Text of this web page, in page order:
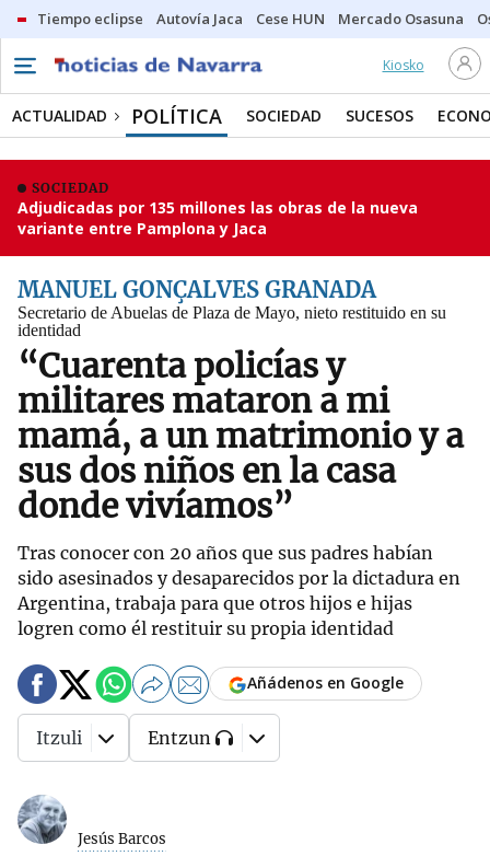
Tiempo eclipse Autovía Jaca Cese HUN Mercado Osasuna
Kiosko
ACTUALIDAD POLÍTICA SOCIEDAD SUCESOS
SOCIEDAD
Adjudicadas por 135 millones las obras de la nueva
variante entre Pamplona y Jaca
MANUEL GONÇALVES GRANADA
Secretario de Abuelas de Plaza de Mayo, nieto restituido en su
identidad
“Cuarenta policías y
militares mataron a mi
mamá, a un matrimonio y a
sus dos niños en la casa
donde vivíamos”
Tras conocer con 20 años que sus padres habían
sido asesinados y desaparecidos por la dictadura en
Argentina, trabaja para que otros hijos e hijas
logren como él restituir su propia identidad
Jesús Barcos
Añádenos en Google
Itzuli Entzun